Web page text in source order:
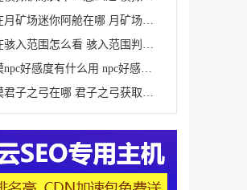
识质存在月矿场迷你阿舱在哪 月矿场迷你阿舱位置介绍
识质存在骇入范围怎么看 骇入范围判定查看方法
红色沙漠npc好感度有什么用 npc好感度作用介绍
红色沙漠君子之弓在哪 君子之弓获取地点及属性介绍